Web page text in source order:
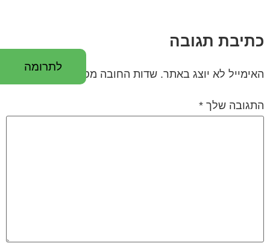
לתרומה
כתיבת תגובה
האימייל לא יוצג באתר. שדות החובה מסומנים*
התגובה שלך *